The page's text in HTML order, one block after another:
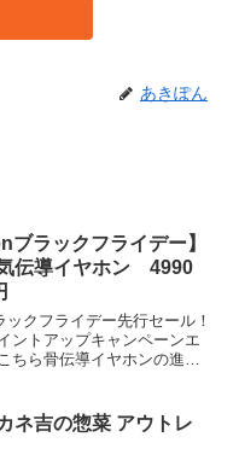
あきぽん
ブラックフライデー】
伝導イヤホン 4990
ックフライデー先行セール！
ントアップキャンペーンエ
ちら骨伝導イヤホンの進化
失礼💦690→990円に...
ネ吉の惣菜 アウトレ